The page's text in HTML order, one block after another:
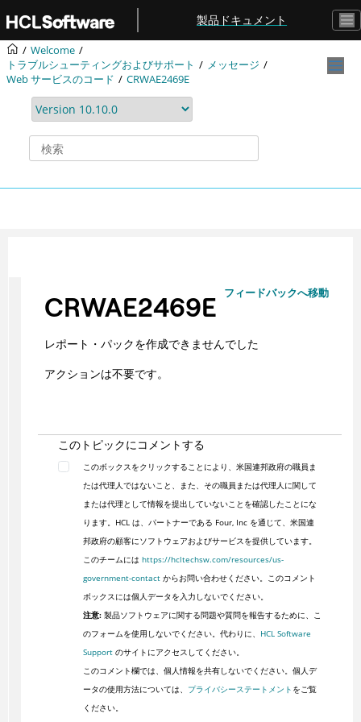
メインコンテンツにジャンプ
製品ドキュメント
Welcome
トラブルシューティングおよびサポート
メッセージ
Web サービスのコード
CRWAE2469E
フィードバックへ移動
CRWAE2469E
レポート・パックを作成できませんでした
アクションは不要です。
このトピックにコメントする
このボックスをクリックすることにより、米国連邦政府の職員ま
たは代理人ではないこと、また、その職員または代理人に関して
または代理として情報を提出していないことを確認したことにな
ります。HCL は、パートナーである Four, Inc を通じて、米国連
邦政府の顧客にソフトウェアおよびサービスを提供しています。
このチームには https://hcltechsw.com/resources/us-
government-contactからお問い合わせください。このコメント
ボックスには個人データを入力しないでください。
注意:製品ソフトウェアに関する問題や質問を報告するために、こ
のフォームを使用しないでください。代わりに、 HCL Software
Supportのサイトにアクセスしてください。
このコメント欄では、個人情報を共有しないでください。個人デ
ータの使用方法については、 プライバシーステートメント をご覧
ください。